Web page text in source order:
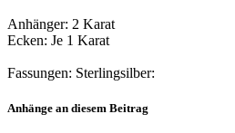
Anhänger: 2 Karat
Ecken: Je 1 Karat
Fassungen: Sterlingsilber:
Anhänge an diesem Beitrag